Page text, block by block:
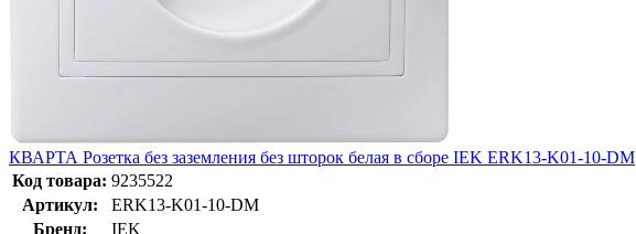
КВАРТА Розетка без заземления без шторок белая в сборе IEK ERK13-K01-10-DM
Код товара: 9235522
Артикул:
ERK13-K01-10-DM
Бренд:
IEK